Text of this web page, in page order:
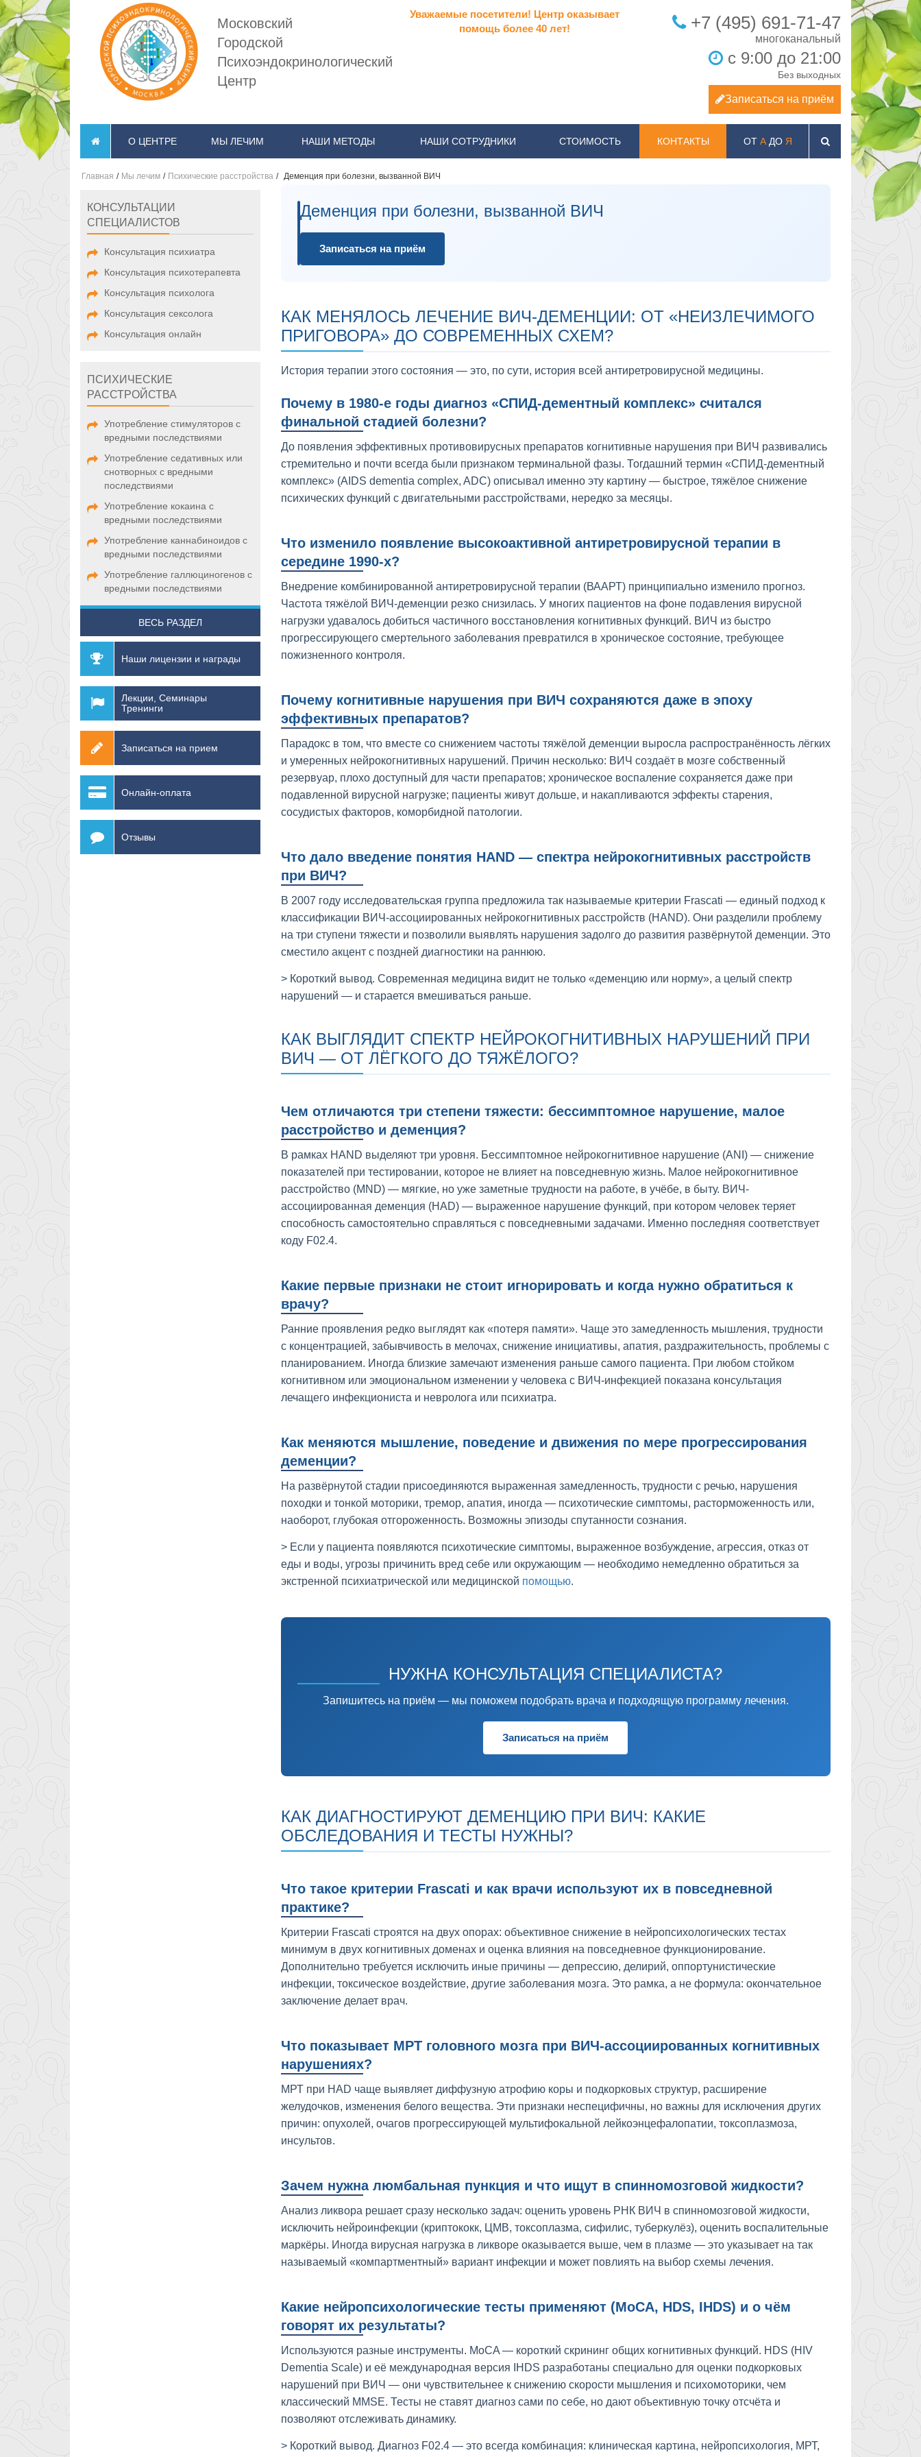
Московский
Городской
Психоэндокринологический
Центр
Уважаемые посетители! Центр оказывает
помощь более 40 лет!
+7 (495) 691-71-47
с 9:00 до 21:00
Без выходных
Записаться на приём
О ЦЕНТРЕ МЫ ЛЕЧИМ НАШИ МЕТОДЫ НАШИ СОТРУДНИКИ СТОИМОСТЬ КОНТАКТЫ ОТ АДО Я
Главная / Мы лечим / Психические расстройства / Деменция при болезни, вызванной ВИЧ
КОНСУЛЬТАЦИИ
СПЕЦИАЛИСТОВ
Консультация психиатра
Консультация психотерапевта
Консультация психолога
Консультация сексолога
Консультация онлайн
ПСИХИЧЕСКИЕ
РАССТРОЙСТВА
Употребление стимуляторов с
вредными последствиями
Употребление седативных или
снотворных с вредными
последствиями
Употребление кокаина с
вредными последствиями
Употребление каннабиноидов с
вредными последствиями
Употребление галлюциногенов с
вредными последствиями
ВЕСЬ РАЗДЕЛ
Наши лицензии и награды
Лекции, Семинары
Тренинги
Записаться на прием
Онлайн-оплата
Отзывы
Деменция при болезни, вызванной ВИЧ
Записаться на приём
КАК МЕНЯЛОСЬ ЛЕЧЕНИЕ ВИЧ-ДЕМЕНЦИИ: ОТ «НЕИЗЛЕЧИМОГО
ПРИГОВОРА» ДО СОВРЕМЕННЫХ СХЕМ?
История терапии этого состояния — это, по сути, история всей антиретровирусной медицины.
Почему в 1980-е годы диагноз «СПИД-дементный комплекс» считался
финальной стадией болезни?
До появления эффективных противовирусных препаратов когнитивные нарушения при ВИЧ развивались
стремительно и почти всегда были признаком терминальной фазы. Тогдашний термин «СПИД-дементный
комплекс» (AIDS dementia complex, ADC) описывал именно эту картину — быстрое, тяжёлое снижение
психических функций с двигательными расстройствами, нередко за месяцы.
Что изменило появление высокоактивной антиретровирусной терапии в
середине 1990-х?
Внедрение комбинированной антиретровирусной терапии (ВААРТ) принципиально изменило прогноз.
Частота тяжёлой ВИЧ-деменции резко снизилась. У многих пациентов на фоне подавления вирусной
нагрузки удавалось добиться частичного восстановления когнитивных функций. ВИЧ из быстро
прогрессирующего смертельного заболевания превратился в хроническое состояние, требующее
пожизненного контроля.
Почему когнитивные нарушения при ВИЧ сохраняются даже в эпоху
эффективных препаратов?
Парадокс в том, что вместе со снижением частоты тяжёлой деменции выросла распространённость лёгких
и умеренных нейрокогнитивных нарушений. Причин несколько: ВИЧ создаёт в мозге собственный
резервуар, плохо доступный для части препаратов; хроническое воспаление сохраняется даже при
подавленной вирусной нагрузке; пациенты живут дольше, и накапливаются эффекты старения,
сосудистых факторов, коморбидной патологии.
Что дало введение понятия HAND — спектра нейрокогнитивных расстройств
при ВИЧ?
В 2007 году исследовательская группа предложила так называемые критерии Frascati — единый подход к
классификации ВИЧ-ассоциированных нейрокогнитивных расстройств (HAND). Они разделили проблему
на три ступени тяжести и позволили выявлять нарушения задолго до развития развёрнутой деменции. Это
сместило акцент с поздней диагностики на раннюю.
> Короткий вывод. Современная медицина видит не только «деменцию или норму», а целый спектр
нарушений — и старается вмешиваться раньше.
КАК ВЫГЛЯДИТ СПЕКТР НЕЙРОКОГНИТИВНЫХ НАРУШЕНИЙ ПРИ
ВИЧ — ОТ ЛЁГКОГО ДО ТЯЖЁЛОГО?
Чем отличаются три степени тяжести: бессимптомное нарушение, малое
расстройство и деменция?
В рамках HAND выделяют три уровня. Бессимптомное нейрокогнитивное нарушение (ANI) — снижение
показателей при тестировании, которое не влияет на повседневную жизнь. Малое нейрокогнитивное
расстройство (MND) — мягкие, но уже заметные трудности на работе, в учёбе, в быту. ВИЧ-
ассоциированная деменция (HAD) — выраженное нарушение функций, при котором человек теряет
способность самостоятельно справляться с повседневными задачами. Именно последняя соответствует
коду F02.4.
Какие первые признаки не стоит игнорировать и когда нужно обратиться к
врачу?
Ранние проявления редко выглядят как «потеря памяти». Чаще это замедленность мышления, трудности
с концентрацией, забывчивость в мелочах, снижение инициативы, апатия, раздражительность, проблемы с
планированием. Иногда близкие замечают изменения раньше самого пациента. При любом стойком
когнитивном или эмоциональном изменении у человека с ВИЧ-инфекцией показана консультация
лечащего инфекциониста и невролога или психиатра.
Как меняются мышление, поведение и движения по мере прогрессирования
деменции?
На развёрнутой стадии присоединяются выраженная замедленность, трудности с речью, нарушения
походки и тонкой моторики, тремор, апатия, иногда — психотические симптомы, расторможенность или,
наоборот, глубокая отгороженность. Возможны эпизоды спутанности сознания.
> Если у пациента появляются психотические симптомы, выраженное возбуждение, агрессия, отказ от
еды и воды, угрозы причинить вред себе или окружающим — необходимо немедленно обратиться за
экстренной психиатрической или медицинской помощью.
НУЖНА КОНСУЛЬТАЦИЯ СПЕЦИАЛИСТА?
Запишитесь на приём — мы поможем подобрать врача и подходящую программу лечения.
Записаться на приём
КАК ДИАГНОСТИРУЮТ ДЕМЕНЦИЮ ПРИ ВИЧ: КАКИЕ
ОБСЛЕДОВАНИЯ И ТЕСТЫ НУЖНЫ?
Что такое критерии Frascati и как врачи используют их в повседневной
практике?
Критерии Frascati строятся на двух опорах: объективное снижение в нейропсихологических тестах
минимум в двух когнитивных доменах и оценка влияния на повседневное функционирование.
Дополнительно требуется исключить иные причины — депрессию, делирий, оппортунистические
инфекции, токсическое воздействие, другие заболевания мозга. Это рамка, а не формула: окончательное
заключение делает врач.
Что показывает МРТ головного мозга при ВИЧ-ассоциированных когнитивных
нарушениях?
МРТ при HAD чаще выявляет диффузную атрофию коры и подкорковых структур, расширение
желудочков, изменения белого вещества. Эти признаки неспецифичны, но важны для исключения других
причин: опухолей, очагов прогрессирующей мультифокальной лейкоэнцефалопатии, токсоплазмоза,
инсультов.
Зачем нужна люмбальная пункция и что ищут в спинномозговой жидкости?
Анализ ликвора решает сразу несколько задач: оценить уровень РНК ВИЧ в спинномозговой жидкости,
исключить нейроинфекции (криптококк, ЦМВ, токсоплазма, сифилис, туберкулёз), оценить воспалительные
маркёры. Иногда вирусная нагрузка в ликворе оказывается выше, чем в плазме — это указывает на так
называемый «компартментный» вариант инфекции и может повлиять на выбор схемы лечения.
Какие нейропсихологические тесты применяют (MoCA, HDS, IHDS) и о чём
говорят их результаты?
Используются разные инструменты. MoCA — короткий скрининг общих когнитивных функций. HDS (HIV
Dementia Scale) и её международная версия IHDS разработаны специально для оценки подкорковых
нарушений при ВИЧ — они чувствительнее к снижению скорости мышления и психомоторики, чем
классический MMSE. Тесты не ставят диагноз сами по себе, но дают объективную точку отсчёта и
позволяют отслеживать динамику.
> Короткий вывод. Диагноз F02.4 — это всегда комбинация: клиническая картина, нейропсихология, МРТ,